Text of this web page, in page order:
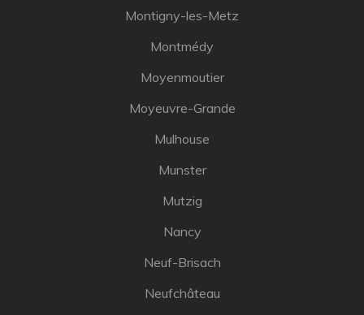
Montigny-les-Metz
Montmédy
Moyenmoutier
Moyeuvre-Grande
Mulhouse
Munster
Mutzig
Nancy
Neuf-Brisach
Neufchâteau